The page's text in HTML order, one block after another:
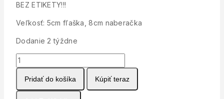
BEZ ETIKETY!!!
Veľkosť: 5cm fľaška, 8cm naberačka
Dodanie 2 týždne
množstvo
Svadobný
minimedík
Prírodná
Pridať do košíka Kúpiť teraz